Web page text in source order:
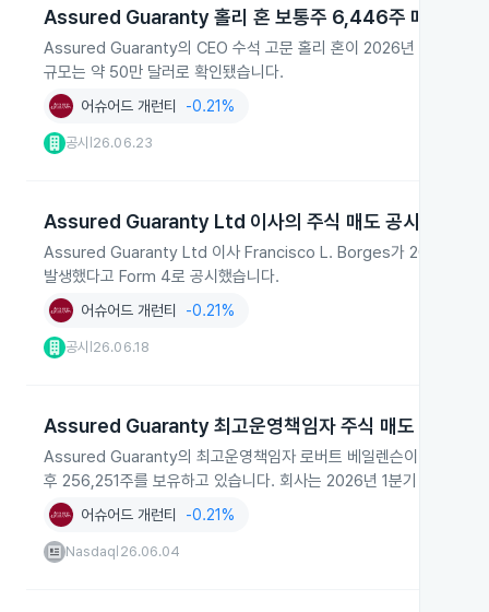
Assured Guaranty 홀리 혼 보통주 6,446주 매각 공시
Assured Guaranty의 CEO 수석 고문 홀리 혼이 2026년 6월 23일
규모는 약 50만 달러로 확인됐습니다.
어슈어드 개런티 -0.21%
공시 26.06.23
Assured Guaranty Ltd 이사의 주식 매도 공시
Assured Guaranty Ltd 이사 Francisco L. Borges가 2026년 6월
발생했다고 Form 4로 공시했습니다.
어슈어드 개런티 -0.21%
공시 26.06.18
Assured Guaranty 최고운영책임자 주식 매도
Assured Guaranty의 최고운영책임자 로버트 베일렌슨이 2026년
후 256,251주를 보유하고 있습니다. 회사는 2026년 1분기 실적 부
어슈어드 개런티 -0.21%
Nasdaq 26.06.04